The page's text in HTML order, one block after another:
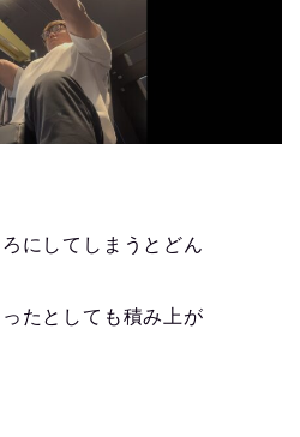
にしてしまうとどん
たとしても積み上が